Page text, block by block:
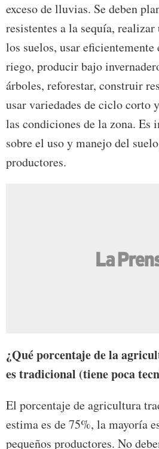
exceso de lluvias. Se deben
resistentes a la sequía,
los suelos, usar eficientemente
riego, producir bajo
árboles, reforestar, construir
usar variedades de ciclo corto
las condiciones de la zona. Es
sobre el uso y manejo del
productores.
¿Qué porcentaje de la
es tradicional (tiene poca
El porcentaje de agricultura
estima es de 75%, la mayoría
pequeños productores. No